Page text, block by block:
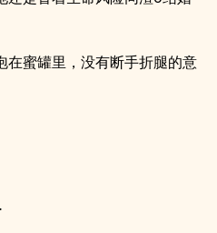
在蜜罐里，没有断手折腿的意